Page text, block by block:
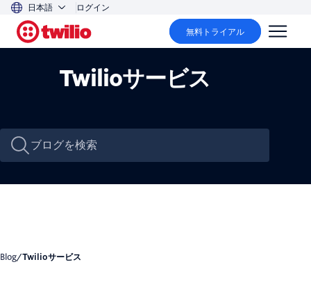
日本語 ログイン
無料トライアル
Twilioサービス
Blog/ Twilioサービス